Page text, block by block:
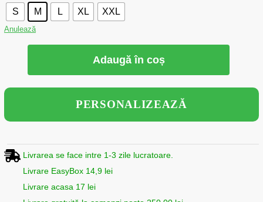
S M L XL XXL
Anulează
Adaugă în coș
PERSONALIZEAZĂ
Livrarea se face intre 1-3 zile lucratoare.
Livrare EasyBox 14,9 lei
Livrare acasa 17 lei